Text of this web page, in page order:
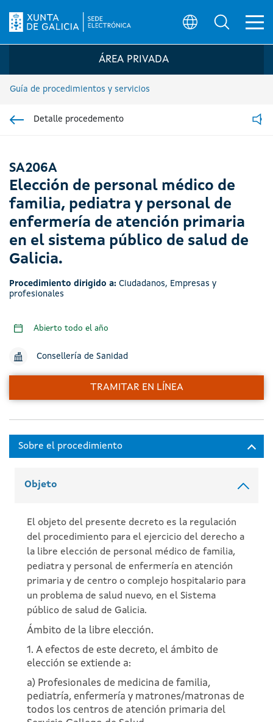
Logo de la Sede electrónica de la
ÁREA PRIVADA
Guía de procedimientos y servicios
Detalle procedemento
SA206A
Elección de personal médico de
familia, pediatra y personal de
enfermería de atención primaria
en el sistema público de salud de
Galicia.
Procedimiento dirigido a: Ciudadanos, Empresas y
profesionales
Abierto todo el año
Consellería de Sanidad
TRAMITAR EN LÍNEA
Objeto
El objeto del presente decreto es la regulación
del procedimiento para el ejercicio del derecho a
la libre elección de personal médico de familia,
pediatra y personal de enfermería en atención
primaria y de centro o complejo hospitalario para
un problema de salud nuevo, en el Sistema
público de salud de Galicia.
Ámbito de la libre elección.
1. A efectos de este decreto, el ámbito de
elección se extiende a:
a) Profesionales de medicina de familia,
pediatría, enfermería y matrones/matronas de
todos los centros de atención primaria del